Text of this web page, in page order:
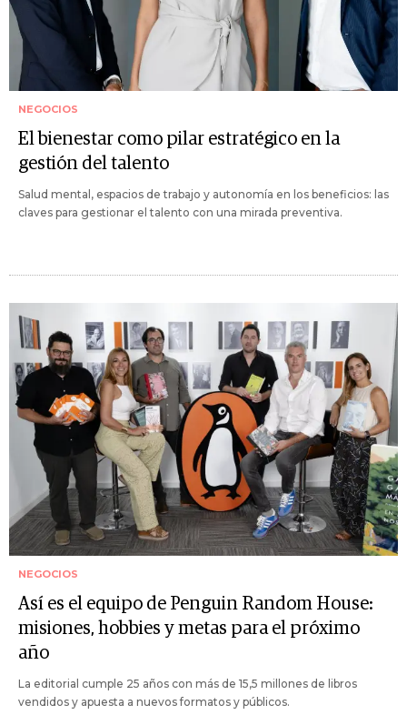
NEGOCIOS
El bienestar como pilar estratégico en la
gestión del talento
Salud mental, espacios de trabajo y autonomía en los beneficios: las
claves para gestionar el talento con una mirada preventiva.
NEGOCIOS
Así es el equipo de Penguin Random House:
misiones, hobbies y metas para el próximo
año
La editorial cumple 25 años con más de 15,5 millones de libros
vendidos y apuesta a nuevos formatos y públicos.